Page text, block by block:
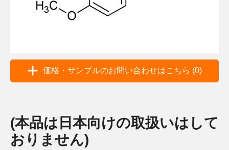
価格・サンプルのお問い合わせはこちら (0)
(本品は日本向けの取扱いはして
おりません)